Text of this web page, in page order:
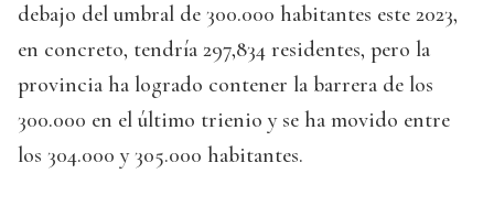
debajo del umbral de 300.000 habitantes este 2023,
en concreto, tendría 297,834 residentes, pero la
provincia ha logrado contener la barrera de los
300.000 en el último trienio y se ha movido entre
los 304.000 y 305.000 habitantes.